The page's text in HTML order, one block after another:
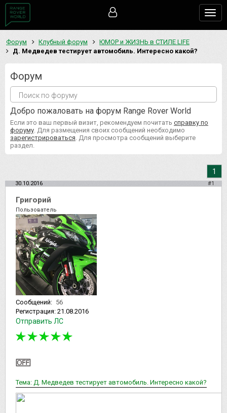
Форум Клубный форум
ЮМОР и ЖИЗНЬ в СТИЛЕ LIFE
Д. Медведев тестирует автомобиль. Интересно какой?
Форум
Добро пожаловать на форум Range Rover World
Если это ваш первый визит, рекомендуем почитать справку по
форуму . Для размещения своих сообщений необходимо
зарегистрироваться . Для просмотра сообщений выберите
раздел.
1
30.10.2016 #1
Григорий
Пользователь
Сообщений: 56
Регистрация: 21.08.2016
Отправить ЛС
Тема: Д. Медведев тестирует автомобиль. Интересно какой?